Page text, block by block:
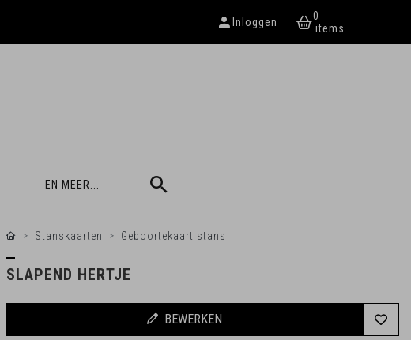
Inloggen 0
EN MEER...
Stanskaarten Geboortekaart stans
SLAPEND HERTJE
BEWERKEN